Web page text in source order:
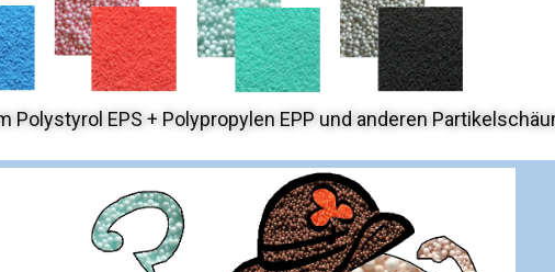
Polystyrol EPS + Polypropylen EPP und anderen